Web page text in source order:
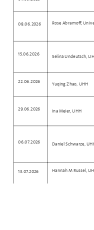
08.06.2026 Rose Abramoff,
15.06.2026 Selina Undeutsch,
22.06.2026 Yuqing Zhao, UHH
29.06.2026 Ina Meier, UHH
06.07.2026 Daniel Schwarze,
13.07.2026 Hannah M Russel,